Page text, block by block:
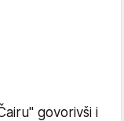
govorivši i